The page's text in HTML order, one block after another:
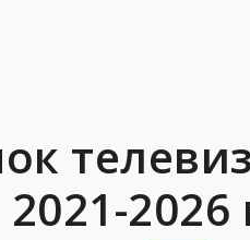
2021-2026